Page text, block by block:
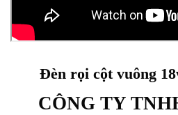
Đèn rọi cột vuông
CÔNG TY